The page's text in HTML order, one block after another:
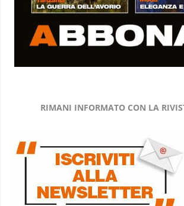
RIMANI INFORMATO CON LA